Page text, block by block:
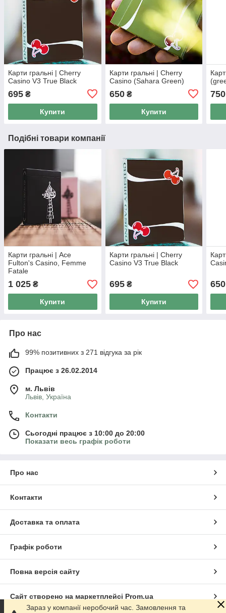
Карти гральні | Cherry
Casino V3 True Black
695 ₴
Купити
Карти гральні | Cherry
Casino (Sahara Green)
650₴
Купити
750
Подібні товари компанії
Карти гральні | Ace
Fulton's Casino, Femme
Fatale
1 025 ₴
Купити
Карти гральні | Cherry
Casino V3 True Black
695₴
Купити
650
Про нас
99% позитивних з 271 відгука за рік
Працює з 26.02.2014
м. Львів
Львів, Україна
Контакти
Сьогодні працює з 10:00 до 20:00
Показати весь графік роботи
Про нас
Контакти
Доставка та оплата
Графік роботи
Повна версія сайту
Сайт створено на маркетплейсі Prom.ua
Зараз у компанії неробочий час. Замовлення та